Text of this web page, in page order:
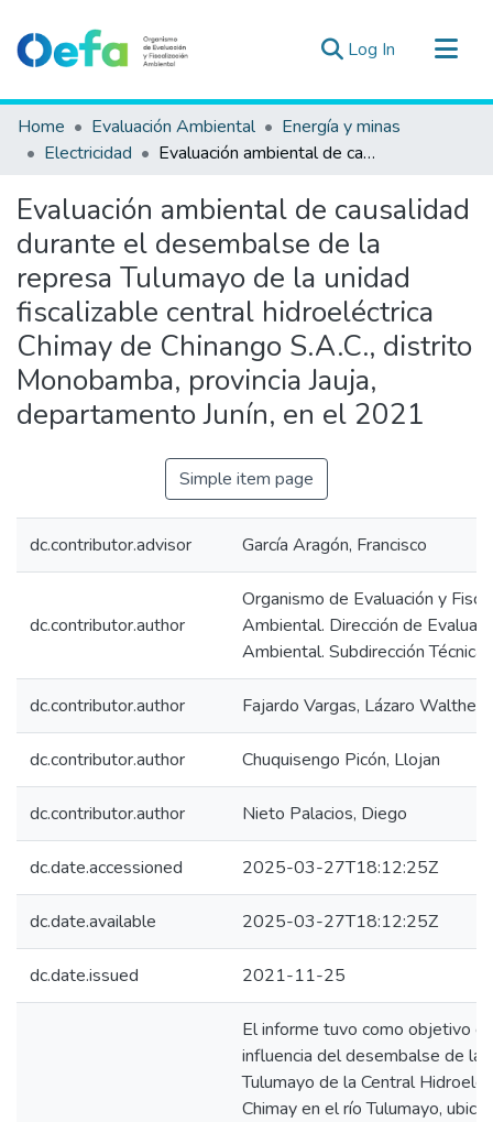
Log In (current)
Communities & Collections
All of DSpace
Estad. Externas
Guias ▾
Home Evaluación Ambiental
Energía y minas
Electricidad
Evaluación ambiental de causalidad durante el desembalse de la represa Tulumayo de la unidad fiscalizable central hidroeléctrica Chimay de Chinango S.A.C., distrito Monobamba, provincia Jauja, departamento Junín, en el 2021
Evaluación ambiental de causalidad
durante el desembalse de la
represa Tulumayo de la unidad
fiscalizable central hidroeléctrica
Chimay de Chinango S.A.C., distrito
Monobamba, provincia Jauja,
departamento Junín, en el 2021
Simple item page
dc.contributor.advisor García Aragón, Francisco
dc.contributor.author
Organismo de Evaluación y
Ambiental. Dirección de
Ambiental. Subdirección Técnica
dc.contributor.author Fajardo Vargas, Lázaro Walther
dc.contributor.author Chuquisengo Picón, Llojan
dc.contributor.author Nieto Palacios, Diego
dc.date.accessioned 2025-03-27T18:12:25Z
dc.date.available 2025-03-27T18:12:25Z
dc.date.issued 2021-11-25
El informe tuvo como objetivo
influencia del desembalse de la
Tulumayo de la Central
Chimay en el río Tulumayo,